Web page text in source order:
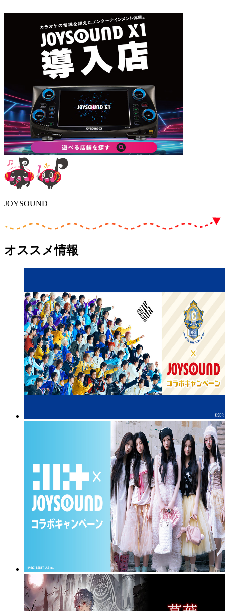
JOYSOUND
オススメ情報